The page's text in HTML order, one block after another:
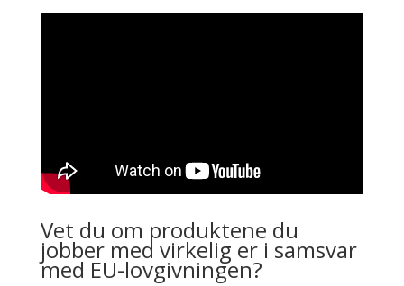
Vet du om produktene du
jobber med virkelig er i samsvar
med EU-lovgivningen?